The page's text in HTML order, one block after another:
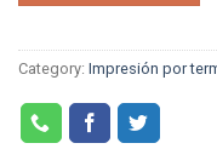
Category: Impresión por